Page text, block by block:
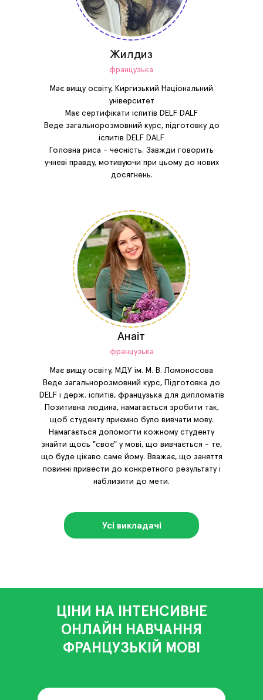
Має вищу освіту, Киргизький Національний
університет
Має сертифікати іспитів DELF DALF
Веде загальнорозмовний курс, підготовку до
іспитів DELF DALF
Головна риса - чесність. Завжди говорить
учневі правду, мотивуючи при цьому до нових
досягнень.
Жилдиз
французька
Усі викладачі
Має вищу освіту, МДУ ім. М. В. Ломоносова
Веде загальнорозмовний курс, Підготовка до
DELF і держ. іспитів, французька для дипломатів
Позитивна людина, намагається зробити так,
щоб студенту приємно було вивчати мову.
Намагається допомогти кожному студенту
знайти щось "своє" у мові, що вивчається - те,
що буде цікаво саме йому. Вважає, що заняття
повинні привести до конкретного результату і
наблизити до мети.
Анаіт
французька
ЦІНИ НА ІНТЕНСИВНЕ
ОНЛАЙН НАВЧАННЯ
ФРАНЦУЗЬКІЙ МОВІ